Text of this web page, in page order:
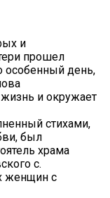
и
прошел
особенный день,
жизнь и окружает
стихами,
был
храма
с.
женщин с